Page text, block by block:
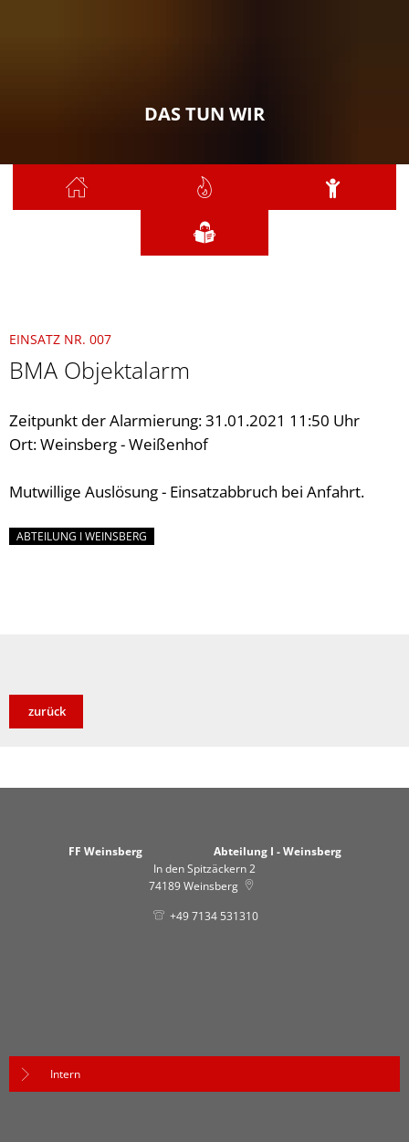
DAS TUN WIR
EINSATZ NR. 007
BMA Objektalarm
Zeitpunkt der Alarmierung: 31.01.2021 11:50 Uhr
Ort: Weinsberg - Weißenhof
Mutwillige Auslösung - Einsatzabbruch bei Anfahrt.
ABTEILUNG I WEINSBERG
zurück
FF Weinsberg Abteilung I - Weinsberg
In den Spitzäckern 2
74189Weinsberg
+49 7134 531310
Intern